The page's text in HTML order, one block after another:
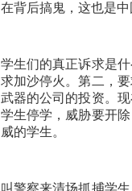
在背后搞鬼，这也是
学生们的真正诉求是
求加沙停火。第二，
武器的公司的投资。
学生停学，威胁要开
威的学生。
叫警察来清场抓捕学